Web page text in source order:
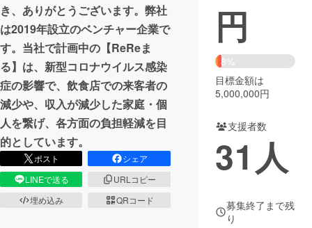
まちづくり・地域活性化
CAMPFIRE for Social Good
CAMPFIRE Creation
CAMPFIREふるさと納税machi-ya コミュニティ
き、ありがとうございます。弊社
は2019年設立のベンチャー企業で
す。当社で計画中の【ReReま
る】は、新型コロナウイルス感染
症の影響で、飲食店での来客者の
減少や、収入が減少した家庭・個
人を繋げ、各方面の負担軽減を目
的としています。
ポスト
シェア
LINEで送る
URLコピー
埋め込み
QRコード
円
8%
目標金額は
5,000,000円
支援者数
31 人
募集終了まで残
り